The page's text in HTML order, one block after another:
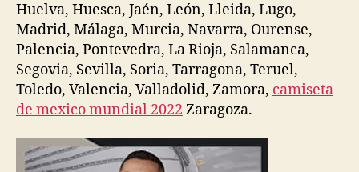
Huelva, Huesca, Jaén, León, Lleida, Lugo,
Madrid, Málaga, Murcia, Navarra, Ourense,
Palencia, Pontevedra, La Rioja, Salamanca,
Segovia, Sevilla, Soria, Tarragona, Teruel,
Toledo, Valencia, Valladolid, Zamora, camiseta
de mexico mundial 2022 Zaragoza.